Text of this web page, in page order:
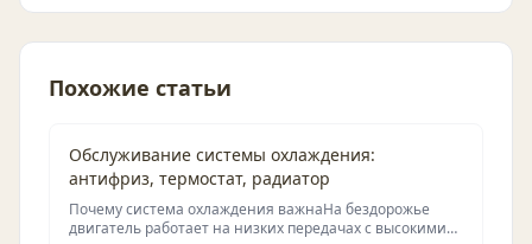
Похожие статьи
Обслуживание системы охлаждения:
антифриз, термостат, радиатор
Почему система охлаждения важнаНа бездорожье
двигатель работает на низких передачах с высокими